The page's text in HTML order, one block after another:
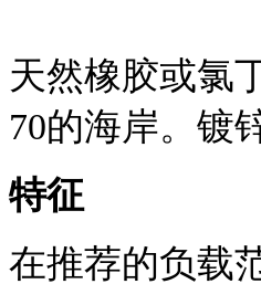
天然橡胶或氯
70的海岸。镀
特征
在推荐的负载